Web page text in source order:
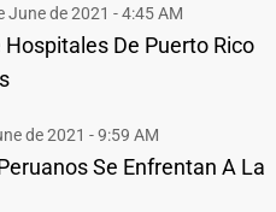
June de 2021 - 4:45 AM
De Puerto Rico
de 2021 - 9:59 AM
Se Enfrentan A La